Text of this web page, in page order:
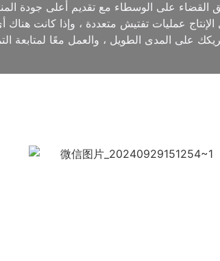
عمليات تفتيش متعددة ، وإذا كانت
على المدى الطويل ، والعمل معًا لمتابعة